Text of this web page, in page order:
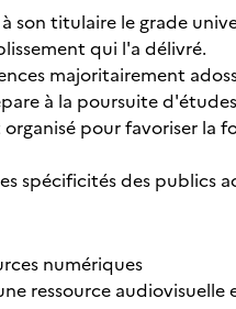
son titulaire le grade
qui l'a délivré.
majoritairement
à la poursuite
pour favoriser la
spécificités des publics
numériques
ressource audiovisuelle